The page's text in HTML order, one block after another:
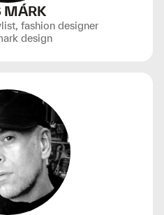
MÁRK
fashion designer
design